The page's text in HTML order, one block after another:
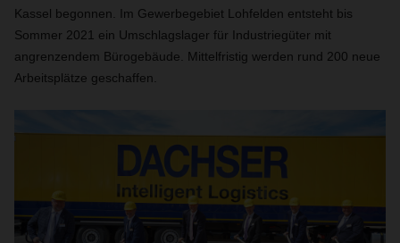
Kassel begonnen. Im Gewerbegebiet Lohfelden entsteht bis
Sommer 2021 ein Umschlagslager für Industriegüter mit
angrenzendem Bürogebäude. Mittelfristig werden rund 200 neue
Arbeitsplätze geschaffen.